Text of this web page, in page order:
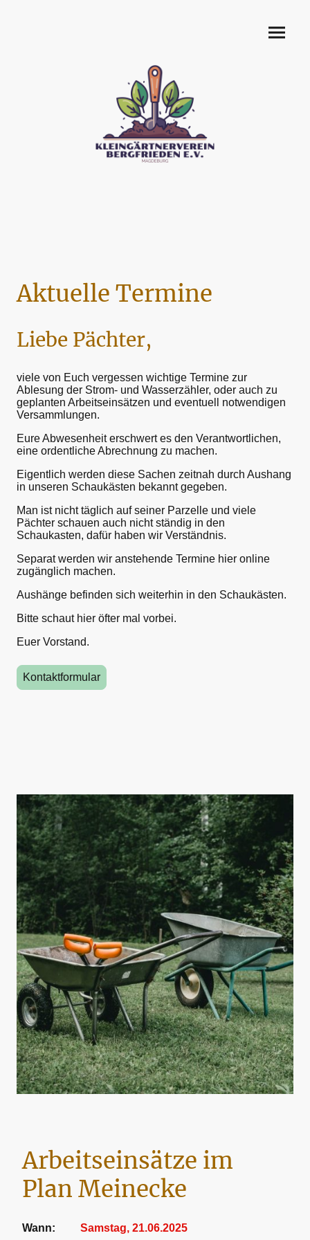
Aktuelle Termine
Liebe Pächter,
viele von Euch vergessen wichtige Termine zur
Ablesung der Strom- und Wasserzähler, oder auch zu
geplanten Arbeitseinsätzen und eventuell notwendigen
Versammlungen.
Eure Abwesenheit erschwert es den Verantwortlichen,
eine ordentliche Abrechnung zu machen.
Eigentlich werden diese Sachen zeitnah durch Aushang
in unseren Schaukästen bekannt gegeben.
Man ist nicht täglich auf seiner Parzelle und viele
Pächter schauen auch nicht ständig in den
Schaukasten, dafür haben wir Verständnis.
Separat werden wir anstehende Termine hier online
zugänglich machen.
Aushänge befinden sich weiterhin in den Schaukästen.
Bitte schaut hier öfter mal vorbei.
Euer Vorstand.
Kontaktformular
Arbeitseinsätze im
Plan Meinecke
Wann: Samstag, 21.06.2025